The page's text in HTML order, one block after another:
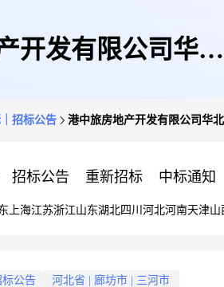
开发有限公司华北
招标公告 港中旅房地产开发有限公司华
招标公告 重新招标 中标通知
上海江苏浙江山东湖北四川 河北河南天津山
公告 河北省 廊坊市 三河市